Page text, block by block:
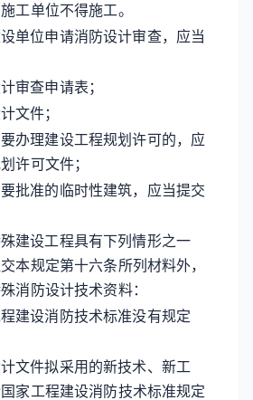
工单位不得施工。
位申请消防设计审查，应当
审查申请表；
文件；
要办理建设工程规划许可的，应
许可文件；
要批准的临时性建筑，应当提交
设工程具有下列情形之一
本规定第十六条所列材料外，
消防设计技术资料：
程建设消防技术标准没有规定
计文件拟采用的新技术、新工
家工程建设消防技术标准规定